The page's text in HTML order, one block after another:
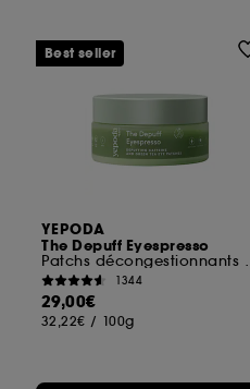
YEPODA
The Depuff Eyespresso
Patchs
1344
29,00€
32,22€ / 100g
Best seller